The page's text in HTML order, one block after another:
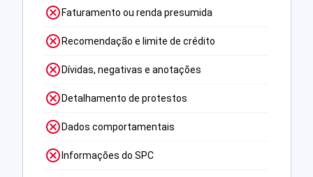
Faturamento ou renda presumida
Recomendação e limite de crédito
Dívidas, negativas e anotações
Detalhamento de protestos
Dados comportamentais
Informações do SPC